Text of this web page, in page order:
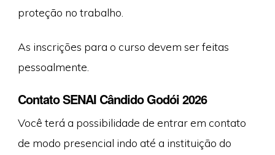
proteção no trabalho.
As inscrições para o curso devem ser feitas
pessoalmente.
Contato SENAI Cândido Godói 2026
Você terá a possibilidade de entrar em contato
de modo presencial indo até a instituição do